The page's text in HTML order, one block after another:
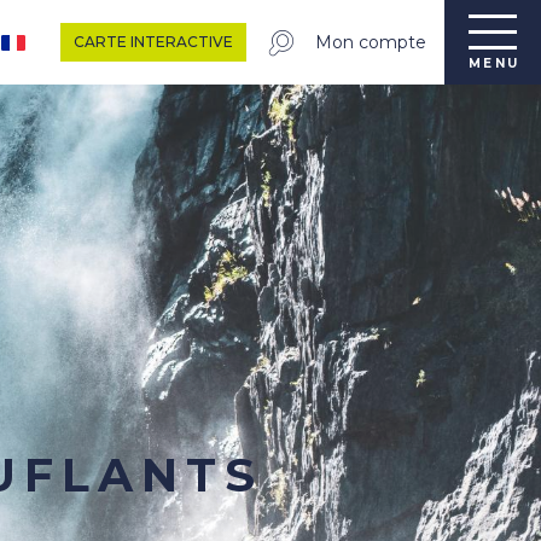
Mon compte
CARTE INTERACTIVE
MENU